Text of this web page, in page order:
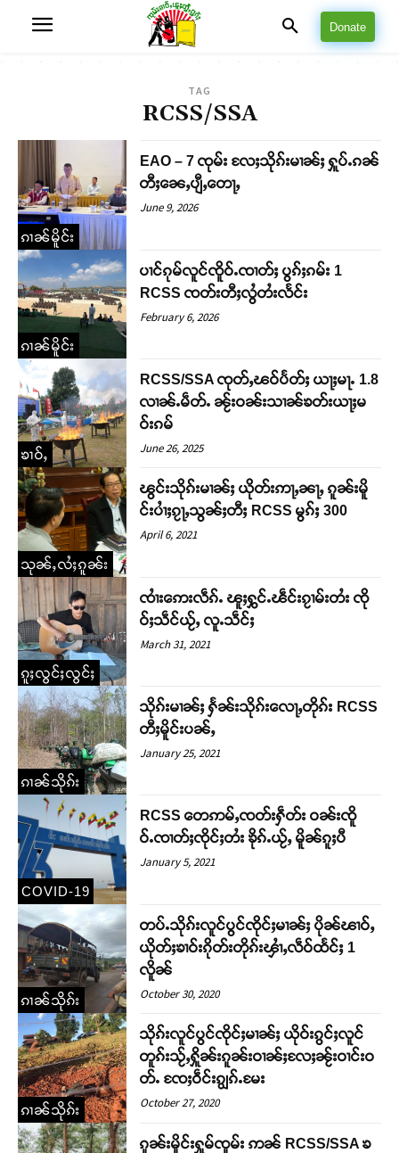
Donate
TAG
RCSS/SSA
ၵၢၼ်မိူင်း
EAO – 7 ၸုမ်း လႄႈသိုၵ်းမၢၼ်ႈ ႁူပ်ႉၵၼ်
တီႈၼေႇပျီႇတေႃႇ
June 9, 2026
ၵၢၼ်မိူင်း
ပၢင်ၵုမ်လူင်ၸိူဝ်ႉၸၢတ်ႈ ပွၵ်ႈၵမ်း 1
RCSS ၸတ်းတီႈလွႆတႆးလႅင်း
February 6, 2026
ၶၢဝ်ႇ
RCSS/SSA ၸုတ်ႇၽဝ်ပႅတ်ႈ ယႃႈမႃႉ 1.8
လၢၼ်ႉမဵတ်ႉ ၼႂ်းဝၼ်းသၢၼ်ၶတ်းယႃႈမ
ဝ်းၵမ်
June 26, 2025
သုၼ်ႇလႆႈၵူၼ်း
ၽွင်းသိုၵ်းမၢၼ်ႈ ယိုတ်းဢႃႇၼႃႇ ၵူၼ်းမိူ
င်းပၢႆႈၵႂႃႇသွၼ်ႈတီႈ RCSS မွၵ်ႈ 300
April 6, 2021
ၵူႈလွင်ႈလွင်ႈ
ၸၢႆးဢေးလဵၵ်ႉ ၽူႈႁွင်ႉၽဵင်းၵႂၢမ်းတႆး ၸို
ဝ်ႈသဵင်ယႂ်ႇ လူႉသဵင်ႈ
March 31, 2021
ၵၢၼ်သိုၵ်း
သိုၵ်းမၢၼ်ႈ ႁႅၼ်းသိုၵ်းလေႃႇတိုၵ်း RCSS
တီႈမိူင်းပၼ်ႇ
January 25, 2021
COVID-19
RCSS တေဢမ်ႇၸတ်းႁဵတ်း ဝၼ်းၸိူ
ဝ်ႉၸၢတ်ႈၸိုင်ႈတႆး ၶိုၵ်ႉယႂ်ႇ မိူၼ်ၵူႈပီ
January 5, 2021
ၵၢၼ်သိုၵ်း
တပ်ႉသိုၵ်းလူင်ပွင်ၸိုင်ႈမၢၼ်ႈ ပိုၼ်ၽၢဝ်ႇ
ယိုတ်ႈၶၢဝ်းၵိုတ်းတိုၵ်းၾၢႆႇလဵဝ်ထႅင်ႈ 1
လိူၼ်
October 30, 2020
ၵၢၼ်သိုၵ်း
သိုၵ်းလူင်ပွင်ၸိုင်ႈမၢၼ်ႈ ယိုဝ်းၵွင်ႈလူင်
တူၵ်းသႂ်ႇႁိူၼ်းၵူၼ်းဝၢၼ်ႈလႄႈၼႂ်းဝၢင်းဝ
တ်ႉ ၸႄႈဝဵင်းၵျွၵ်ႉမႄး
October 27, 2020
ၵူၼ်းမိူင်းႁူမ်ၸူမ်း ဢၼ် RCSS/SSA ၶ